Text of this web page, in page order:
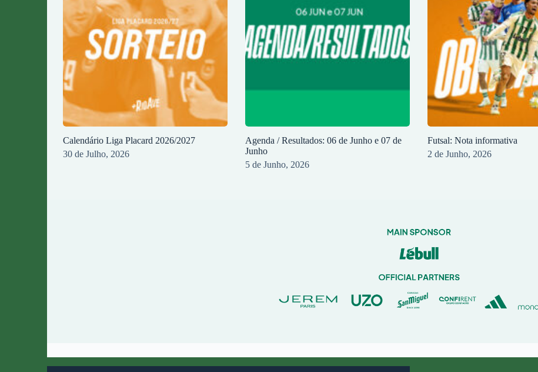
Calendário Liga Placard 2026/2027
30 de Julho, 2026
Agenda / Resultados: 06 de Junho e 07 de
Junho
5 de Junho, 2026
Futsal: Nota informativa
2 de Junho, 2026